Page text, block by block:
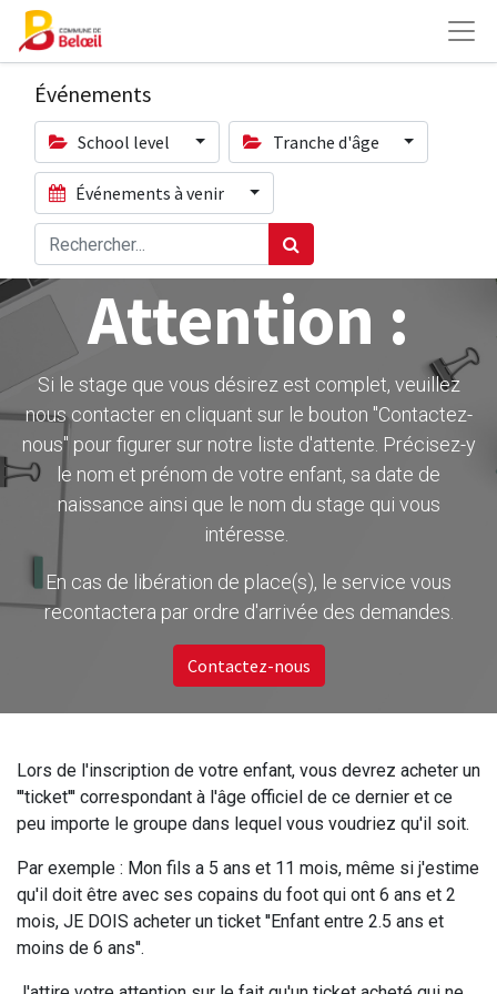
Événements
School level Tranche d'âge
Événements à venir
Attention :
Si le stage que vous désirez est complet, veuillez
nous contacter en cliquant sur le bouton ''Contactez-
nous" pour figurer sur notre liste d'attente. Précisez-y
le nom et prénom de votre enfant, sa date de
naissance ainsi que le nom du stage qui vous
intéresse.
En cas de libération de place(s), le service vous
recontactera par ordre d'arrivée des demandes.
Contactez-nous
Lors de l'inscription de votre enfant, vous devrez acheter un
'''ticket''' correspondant à l'âge officiel de ce dernier et ce
peu importe le groupe dans lequel vous voudriez qu'il soit.
Par exemple : Mon fils a 5 ans et 11 mois, même si j'estime
qu'il doit être avec ses copains du foot qui ont 6 ans et 2
mois, JE DOIS acheter un ticket ''Enfant entre 2.5 ans et
moins de 6 ans''.